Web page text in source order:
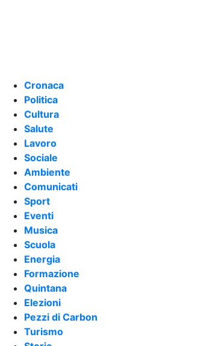
Cronaca
Politica
Cultura
Salute
Lavoro
Sociale
Ambiente
Comunicati
Sport
Eventi
Musica
Scuola
Energia
Formazione
Quintana
Elezioni
Pezzi di Carbon
Turismo